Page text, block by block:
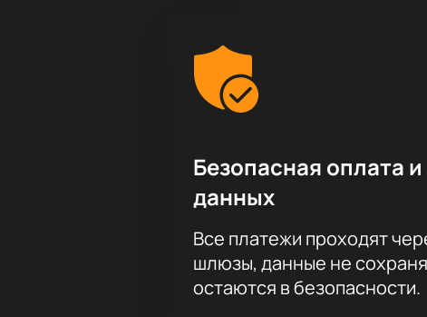
Безопасная оплата
данных
Все платежи проходят
шлюзы, данные не
остаются в безопасности.